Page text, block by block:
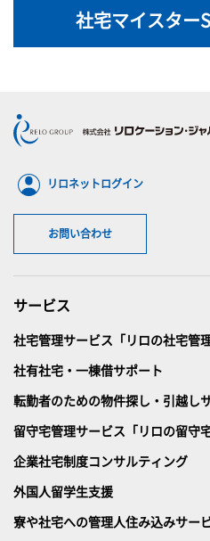
社宅マイスター
リロネットログイン
お問い合わせ
サービス
社宅管理サービス「リロの社宅管理
社有社宅・一棟借サポート
転勤者のための物件探し・引越し
留守宅管理サービス「リロの留守
企業社宅制度コンサルティング
外国人留学生支援
寮や社宅への管理人住み込みサー